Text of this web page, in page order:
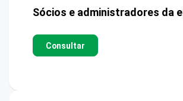
Sócios e administradores da
Consultar